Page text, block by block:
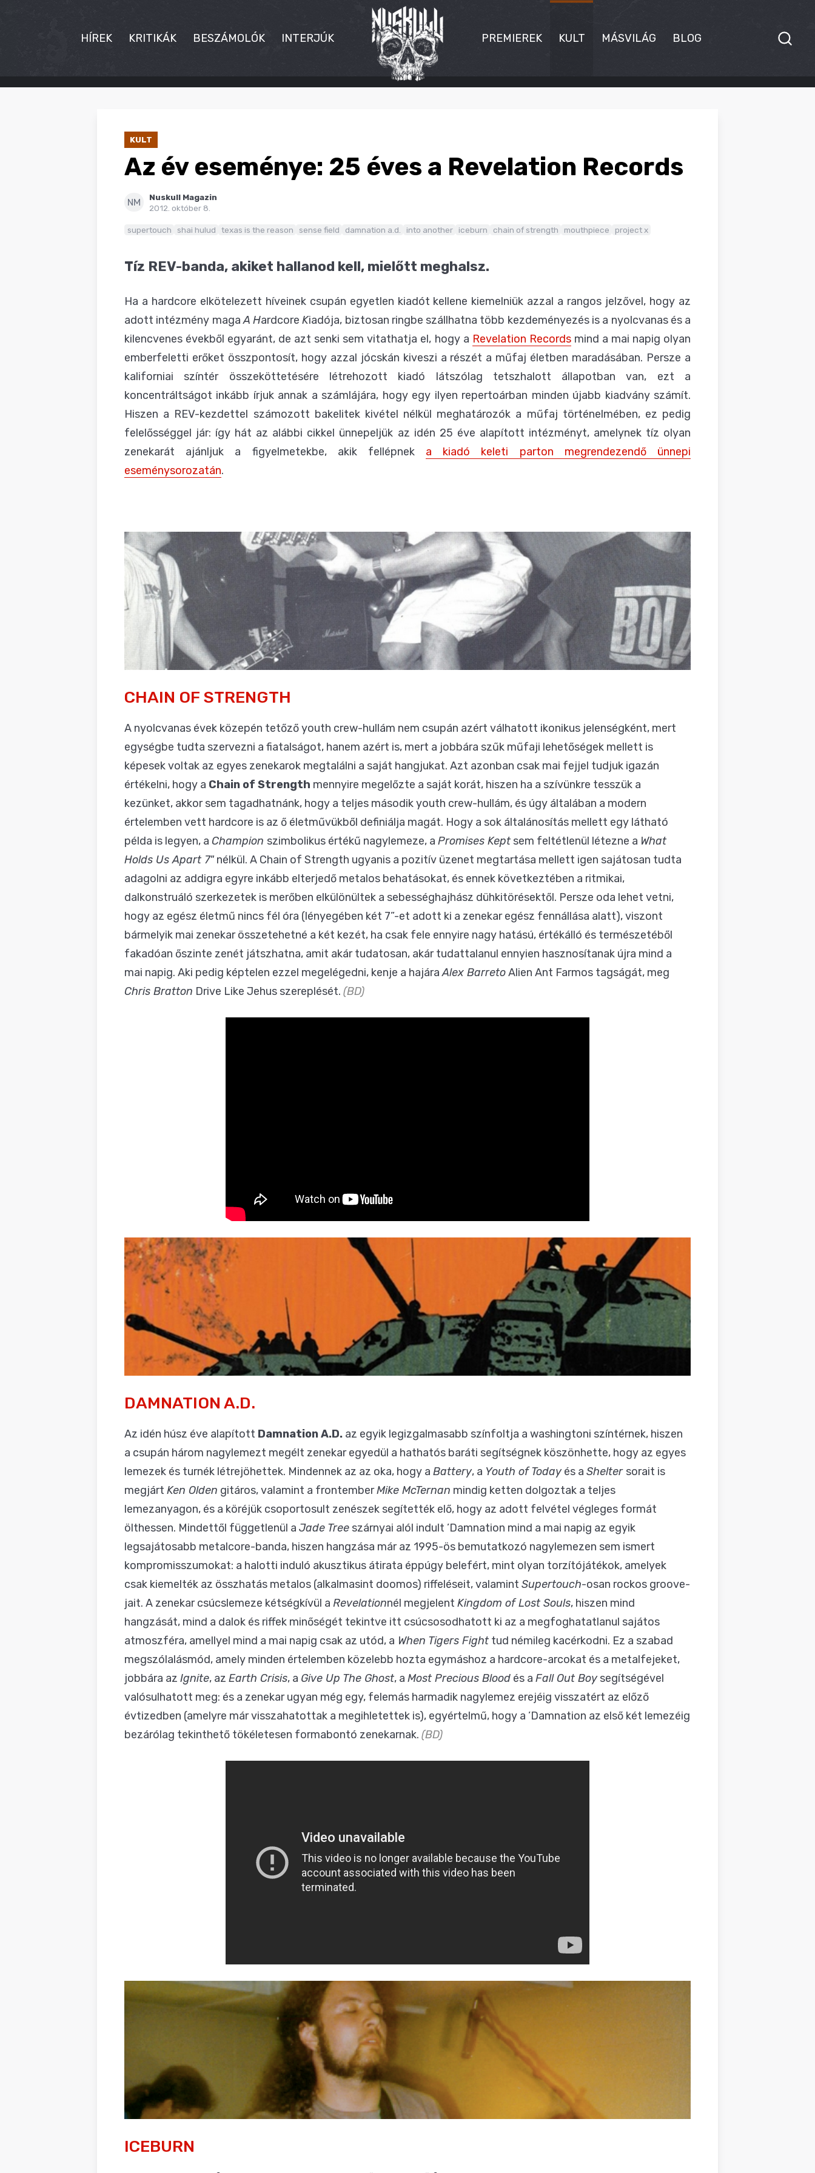
HÍREK KRITIKÁK BESZÁMOLÓK INTERJÚK PREMIEREK KULT MÁSVILÁG BLOG
HÍREK
KULT
Az év eseménye: 25 éves a Revelation Records
NM
Nuskull Magazin
2012. október 8.
supertouch shai hulud texas is the reason sense field damnation a.d. into another iceburn chain of strength mouthpiece project x
Tíz REV-banda, akiket hallanod kell, mielőtt meghalsz.
Ha a hardcore elkötelezett híveinek csupán egyetlen kiadót kellene kiemelniük azzal a rangos jelzővel, hogy az
adott intézmény magaA HardcoreKiadója, biztosan ringbe szállhatna több kezdeményezés is a nyolcvanas és a
kilencvenes évekből egyaránt, de azt senki sem vitathatja el, hogy a Revelation Recordsmind a mai napig olyan
emberfeletti erőket összpontosít, hogy azzal jócskán kiveszi a részét a műfaj életben maradásában. Persze a
kaliforniai színtér összeköttetésére létrehozott kiadó látszólag tetszhalott állapotban van, ezt a
koncentráltságot inkább írjuk annak a számlájára, hogy egy ilyen repertoárban minden újabb kiadvány számít.
Hiszen a REV-kezdettel számozott bakelitek kivétel nélkül meghatározók a műfaj történelmében, ez pedig
felelősséggel jár: így hát az alábbi cikkel ünnepeljük az idén 25 éve alapított intézményt, amelynek tíz olyan
zenekarát ajánljuk a figyelmetekbe, akik fellépnek a kiadó keleti parton megrendezendő ünnepi
eseménysorozatán.
CHAIN OF STRENGTH
A nyolcvanas évek közepén tetőző youth crew-hullám nem csupán azért válhatott ikonikus jelenségként, mert
egységbe tudta szervezni a fiatalságot, hanem azért is, mert a jobbára szűk műfaji lehetőségek mellett is
képesek voltak az egyes zenekarok megtalálni a saját hangjukat. Azt azonban csak mai fejjel tudjuk igazán
értékelni, hogy a Chain of Strength mennyire megelőzte a saját korát, hiszen ha a szívünkre tesszük a
kezünket, akkor sem tagadhatnánk, hogy a teljes második youth crew-hullám, és úgy általában a modern
értelemben vett hardcore is az ő életművükből definiálja magát. Hogy a sok általánosítás mellett egy látható
példa is legyen, a Champion szimbolikus értékű nagylemeze, a Promises Kept sem feltétlenül létezne a What
Holds Us Apart 7" nélkül. A Chain of Strength ugyanis a pozitív üzenet megtartása mellett igen sajátosan tudta
adagolni az addigra egyre inkább elterjedő metalos behatásokat, és ennek következtében a ritmikai,
dalkonstruáló szerkezetek is merőben elkülönültek a sebességhajhász dühkitörésektől. Persze oda lehet vetni,
hogy az egész életmű nincs fél óra (lényegében két 7”-et adott ki a zenekar egész fennállása alatt), viszont
bármelyik mai zenekar összetehetné a két kezét, ha csak fele ennyire nagy hatású, értékálló és természetéből
fakadóan őszinte zenét játszhatna, amit akár tudatosan, akár tudattalanul ennyien hasznosítanak újra mind a
mai napig. Aki pedig képtelen ezzel megelégedni, kenje a hajáraAlex BarretoAlien Ant Farmos tagságát, meg
Chris Bratton Drive Like Jehus szereplését. (BD)
DAMNATION A.D.
Az idén húsz éve alapított Damnation A.D. az egyik legizgalmasabb színfoltja a washingtoni színtérnek, hiszen
a csupán három nagylemezt megélt zenekar egyedül a hathatós baráti segítségnek köszönhette, hogy az egyes
lemezek és turnék létrejöhettek. Mindennek az az oka, hogy a Battery, a Youth of Todayés a Shelter sorait is
megjárt Ken Olden gitáros, valamint a frontemberMike McTernan mindig ketten dolgoztak a teljes
lemezanyagon, és a köréjük csoportosult zenészek segítették elő, hogy az adott felvétel végleges formát
ölthessen. Mindettől függetlenül a Jade Tree szárnyai alól indult ’Damnation mind a mai napig az egyik
legsajátosabb metalcore-banda, hiszen hangzása már az 1995-ös bemutatkozó nagylemezen sem ismert
kompromisszumokat: a halotti induló akusztikus átirata éppúgy belefért, mint olyan torzítójátékok, amelyek
csak kiemelték az összhatás metalos (alkalmasint doomos) riffeléseit, valamint Supertouch-osan rockos groove-
jait. A zenekar csúcslemeze kétségkívül a Revelationnél megjelent Kingdom of Lost Souls, hiszen mind
hangzását, mind a dalok és riffek minőségét tekintve itt csúcsosodhatott ki az a megfoghatatlanul sajátos
atmoszféra, amellyel mind a mai napig csak az utód, a When Tigers Fight tud némileg kacérkodni. Ez a szabad
megszólalásmód, amely minden értelemben közelebb hozta egymáshoz a hardcore-arcokat és a metalfejeket,
jobbára az Ignite, az Earth Crisis, a Give Up The Ghost, a Most Precious Blood és a Fall Out Boysegítségével
valósulhatott meg: és a zenekar ugyan még egy, felemás harmadik nagylemez erejéig visszatért az előző
évtizedben (amelyre már visszahatottak a megihletettek is), egyértelmű, hogy a ’Damnation az első két lemezéig
bezárólag tekinthető tökéletesen formabontó zenekarnak. (BD)
ICEBURN